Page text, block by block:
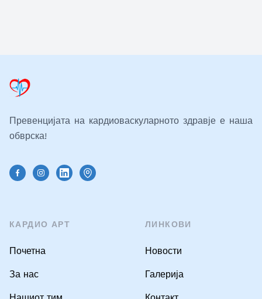
Превенцијата на кардиоваскуларното здравје е наша
обврска!
КАРДИО АРТ
Почетна
За нас
ЛИНКОВИ
Новости
Галерија